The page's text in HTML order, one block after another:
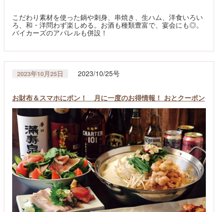
こだわり素材を使った鍋や刺身、串焼き、生ハム、洋食いろい
ろ、和・洋問わず楽しめる。お酒も種類豊富で、宴会にも◎。
バイカーズのアパレルも併設！
2023年10月25日 2023/10/25号
お財布＆スマホにポン！ 月に一度のお得情報！ おとクーポン